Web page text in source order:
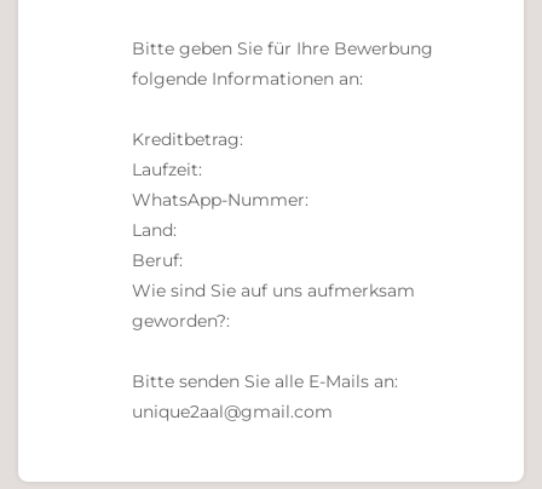
Bitte geben Sie für Ihre Bewerbung
folgende Informationen an:
Kreditbetrag:
Laufzeit:
WhatsApp-Nummer:
Land:
Beruf:
Wie sind Sie auf uns aufmerksam
geworden?:
Bitte senden Sie alle E-Mails an:
unique2aal@gmail.com